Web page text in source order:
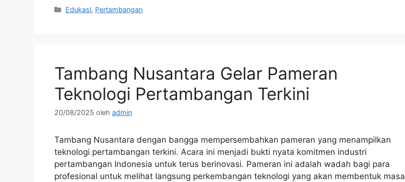
Kategori
Edukasi, Pertambangan
Tambang Nusantara Gelar Pameran
Teknologi Pertambangan Terkini
20/08/2025 oleh admin
Tambang Nusantara dengan bangga mempersembahkan pameran yang menampilkan
teknologi pertambangan terkini. Acara ini menjadi bukti nyata komitmen industri
pertambangan Indonesia untuk terus berinovasi. Pameran ini adalah wadah bagi para
profesional untuk melihat langsung perkembangan teknologi yang akan membentuk masa